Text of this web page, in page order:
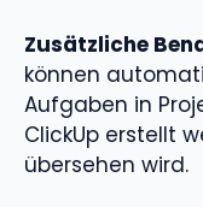
Zusätzliche
können
Aufgaben in
ClickUp erstellt
übersehen wird.